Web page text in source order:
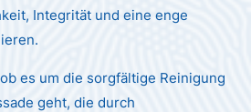
Integrität und eine enge
es um die sorgfältige Reinigung
geht, die durch